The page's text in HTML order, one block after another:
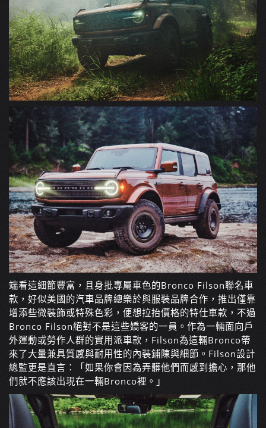
端看這細節豐富，且身批專屬車色的Bronco Filson聯名車
款，好似美國的汽車品牌總樂於與服裝品牌合作，推出僅靠
增添些微裝飾或特殊色彩，便想拉抬價格的特仕車款，不過
Bronco Filson絕對不是這些嬌客的一員。作為一輛面向戶
外運動或勞作人群的實用派車款，Filson為這輛Bronco帶
來了大量兼具質感與耐用性的內裝鋪陳與細節。Filson設計
總監更是直言：「如果你會因為弄髒他們而感到擔心，那他
們就不應該出現在一輛Bronco裡。」